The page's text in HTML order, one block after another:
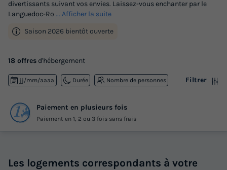
divertissants suivant vos envies. Laissez-vous enchanter par le
Languedoc-Ro ... Afficher la suite
Saison 2026 bientôt ouverte
18 offres d'hébergement
jj/mm/aaaa Durée Nombre de personnes Filtrer
Paiement en plusieurs fois
Paiement en 1, 2 ou 3 fois sans frais
Les logements correspondants à votre